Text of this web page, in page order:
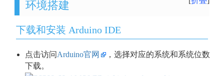
环境搭建
下载和安装 Arduino IDE
点击访问Arduino官网
，选择对应的系统和系统位数
下载。